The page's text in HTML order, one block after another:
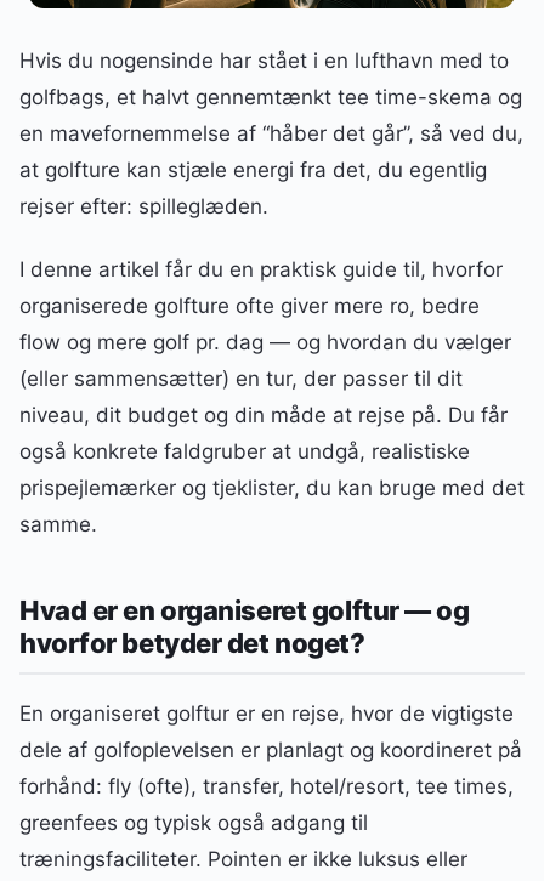
Hvis du nogensinde har stået i en lufthavn med to
golfbags, et halvt gennemtænkt tee time-skema og
en mavefornemmelse af “håber det går”, så ved du,
at golfture kan stjæle energi fra det, du egentlig
rejser efter: spilleglæden.
I denne artikel får du en praktisk guide til, hvorfor
organiserede golfture ofte giver mere ro, bedre
flow og mere golf pr. dag — og hvordan du vælger
(eller sammensætter) en tur, der passer til dit
niveau, dit budget og din måde at rejse på. Du får
også konkrete faldgruber at undgå, realistiske
prispejlemærker og tjeklister, du kan bruge med det
samme.
Hvad er en organiseret golftur — og
hvorfor betyder det noget?
En organiseret golftur er en rejse, hvor de vigtigste
dele af golfoplevelsen er planlagt og koordineret på
forhånd: fly (ofte), transfer, hotel/resort, tee times,
greenfees og typisk også adgang til
træningsfaciliteter. Pointen er ikke luksus eller